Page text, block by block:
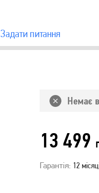
Задати питання
Немає
13 499
Гарантія: 12